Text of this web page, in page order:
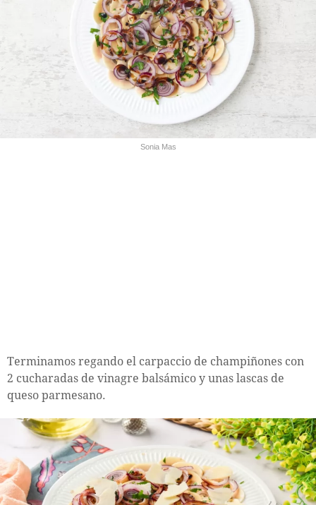
Sonia Mas
Terminamos regando el carpaccio de champiñones con
2 cucharadas de vinagre balsámico y unas lascas de
queso parmesano.